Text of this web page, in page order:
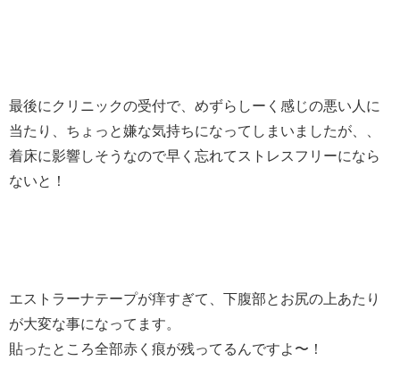
最後にクリニックの受付で、めずらしーく感じの悪い人に
当たり、ちょっと嫌な気持ちになってしまいましたが、、
着床に影響しそうなので早く忘れてストレスフリーになら
ないと！
エストラーナテープが痒すぎて、下腹部とお尻の上あたり
が大変な事になってます。
貼ったところ全部赤く痕が残ってるんですよ〜！